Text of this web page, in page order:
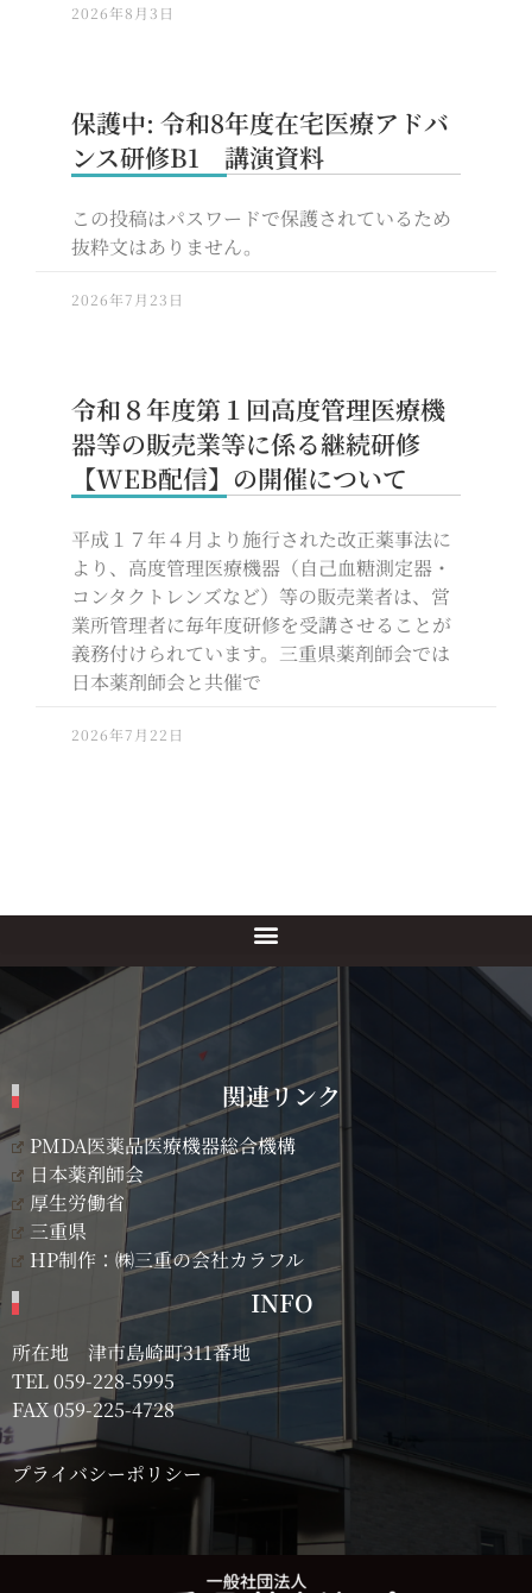
2026年8月3日
保護中: 令和8年度在宅医療アドバ
ンス研修B1 講演資料
この投稿はパスワードで保護されているため
抜粋文はありません。
2026年7月23日
令和８年度第１回高度管理医療機
器等の販売業等に係る継続研修
【WEB配信】の開催について
平成１７年４月より施行された改正薬事法に
より、高度管理医療機器（自己血糖測定器・
コンタクトレンズなど）等の販売業者は、営
業所管理者に毎年度研修を受講させることが
義務付けられています。三重県薬剤師会では
日本薬剤師会と共催で
2026年7月22日
関連リンク
PMDA医薬品医療機器総合機構
日本薬剤師会
厚生労働省
三重県
HP制作：㈱三重の会社カラフル
INFO
所在地 津市島崎町311番地
TEL059-228-5995
FAX 059-225-4728
プライバシーポリシー